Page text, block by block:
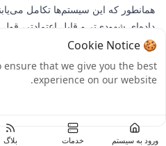
ورود به سیستم خدمات بلاگ
همانطور که این سیستم‌ها تکامل
داده‌ای شهودی‌تر و قابل اعتمادتر،
سفر از داده خام به توصیه محصول
قابل توضیح روشن شده است، راه را
هموار می‌کند که آماده است تا
🍪 Cookie Notice
ensure that we give you the best
experience on our website.